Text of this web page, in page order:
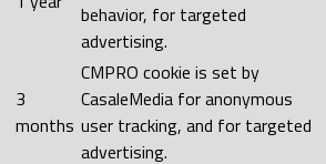
behavior, for targeted
advertising.
3
months
CMPRO cookie is set by
CasaleMedia for anonymous
user tracking, and for targeted
advertising.